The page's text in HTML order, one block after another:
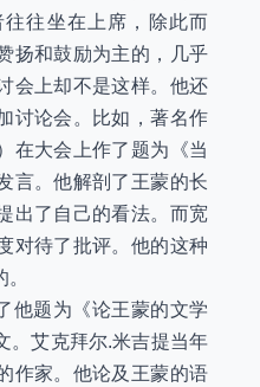
往坐在上席，除此而
扬和鼓励为主的，几乎
会上却不是这样。他还
讨论会。比如，著名作
在大会上作了题为《当
言。他解剖了王蒙的长
出了自己的看法。而宽
对待了批评。他的这种
题为《论王蒙的文学
。艾克拜尔.米吉提当年
作家。他论及王蒙的语